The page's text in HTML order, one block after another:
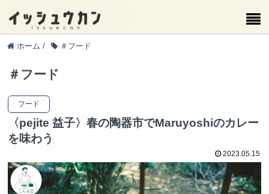
ホーム / ＃フード
＃フード
フード
〈pejite 益子〉春の陶器市でMaruyoshiのカレー
を味わう
2023.05.15